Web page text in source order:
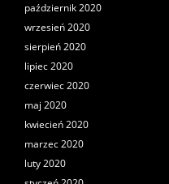
październik 2020
wrzesień 2020
sierpień 2020
lipiec 2020
czerwiec 2020
maj 2020
kwiecień 2020
marzec 2020
luty 2020